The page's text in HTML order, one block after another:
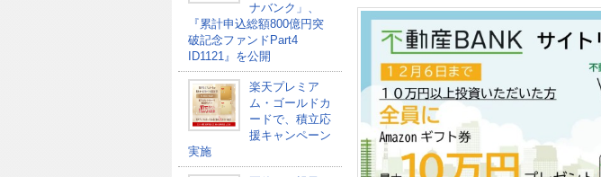
ナバンク」、
『累計申込総額800億円突
破記念ファンドPart4
ID1121』を公開
楽天プレミア
ム・ゴールドカ
ードで、積立応
援キャンペーン
実施